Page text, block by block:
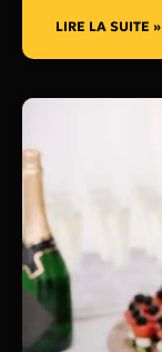
LIRE LA SUITE »